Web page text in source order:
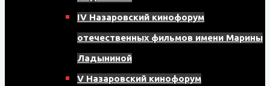
IV Назаровский кинофорум
отечественных фильмов имени Марины
Ладыниной
V Назаровский кинофорум